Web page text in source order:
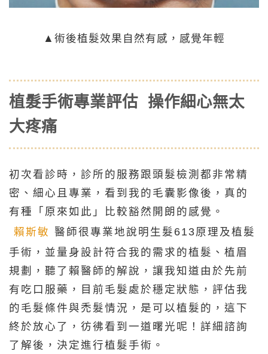
▲術後植髮效果自然有感，感覺年輕
植髮手術專業評估 操作細心無太
大疼痛
初次看診時，診所的服務跟頭髮檢測都非常精
密、細心且專業，看到我的毛囊影像後，真的
有種「原來如此」比較豁然開朗的感覺。
賴斯敏 醫師很專業地說明生髮613原理及植髮
手術，並量身設計符合我的需求的植髮、植眉
規劃，聽了賴醫師的解說，讓我知道由於先前
有吃口服藥，目前毛髮處於穩定狀態，評估我
的毛髮條件與禿髮情況，是可以植髮的，這下
終於放心了，彷彿看到一道曙光呢！詳細諮詢
了解後，決定進行植髮手術。